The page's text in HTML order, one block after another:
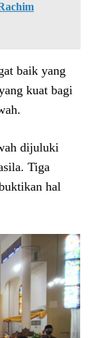
baik yang
kuat bagi
dijuluki
Tiga
hal